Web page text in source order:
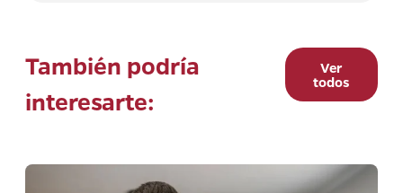
También podría
interesarte:
Ver
todos